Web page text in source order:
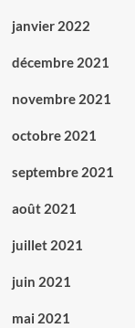
janvier 2022
décembre 2021
novembre 2021
octobre 2021
septembre 2021
août 2021
juillet 2021
juin 2021
mai 2021